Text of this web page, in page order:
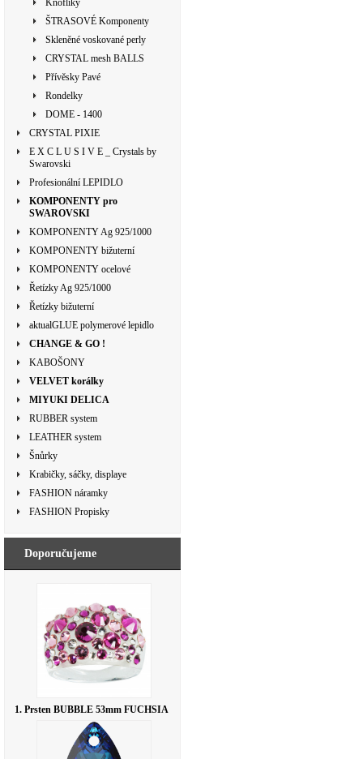
Knoflíky
ŠTRASOVÉ Komponenty
Skleněné voskované perly
CRYSTAL mesh BALLS
Přívěsky Pavé
Rondelky
DOME - 1400
CRYSTAL PIXIE
E X C L U S I V E _ Crystals by
Swarovski
Profesionální LEPIDLO
KOMPONENTY pro
SWAROVSKI
KOMPONENTY Ag 925/1000
KOMPONENTY bižuterní
KOMPONENTY ocelové
Řetízky Ag 925/1000
Řetízky bižuterní
aktualGLUE polymerové lepidlo
CHANGE & GO !
KABOŠONY
VELVET korálky
MIYUKI DELICA
RUBBER system
LEATHER system
Šnůrky
Krabičky, sáčky, displaye
FASHION náramky
FASHION Propisky
Doporučujeme
1. Prsten BUBBLE 53mm FUCHSIA